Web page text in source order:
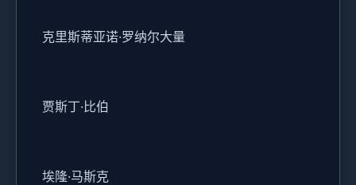
克里斯蒂亚诺·罗纳尔大量
贾斯丁·比伯
埃隆·马斯克